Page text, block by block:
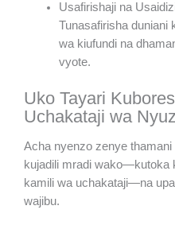
Usafirishaji na
Tunasafirisha duniani
wa kiufundi na
vyote.
Uko Tayari
Uchakataji wa
Acha nyenzo zenye
kujadili mradi wako—kutoka
kamili wa uchakataji—na
wajibu.